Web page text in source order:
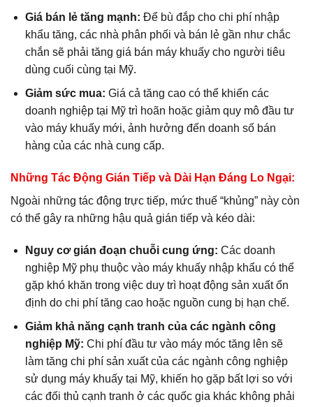
Giá bán lẻ tăng mạnh: Để bù đắp cho chi phí nhập
khẩu tăng, các nhà phân phối và bán lẻ gần như chắc
chắn sẽ phải tăng giá bán máy khuấy cho người tiêu
dùng cuối cùng tại Mỹ.
Giảm sức mua: Giá cả tăng cao có thể khiến các
doanh nghiệp tại Mỹ trì hoãn hoặc giảm quy mô đầu tư
vào máy khuấy mới, ảnh hưởng đến doanh số bán
hàng của các nhà cung cấp.
Những Tác Động Gián Tiếp và Dài Hạn Đáng Lo Ngại:
Ngoài những tác động trực tiếp, mức thuế “khủng” này còn
có thể gây ra những hậu quả gián tiếp và kéo dài:
Nguy cơ gián đoạn chuỗi cung ứng: Các doanh
nghiệp Mỹ phụ thuộc vào máy khuấy nhập khẩu có thể
gặp khó khăn trong việc duy trì hoạt động sản xuất ổn
định do chi phí tăng cao hoặc nguồn cung bị hạn chế.
Giảm khả năng cạnh tranh của các ngành công
nghiệp Mỹ: Chi phí đầu tư vào máy móc tăng lên sẽ
làm tăng chi phí sản xuất của các ngành công nghiệp
sử dụng máy khuấy tại Mỹ, khiến họ gặp bất lợi so với
các đối thủ cạnh tranh ở các quốc gia khác không phải